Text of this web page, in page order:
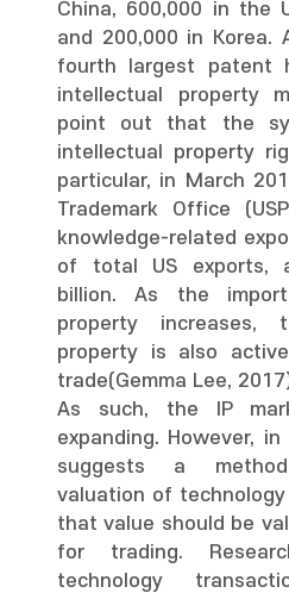
China, 600,000 in the
and 200,000 in Korea.
fourth largest patent
intellectual property
point out that the
intellectual property
particular, in March
Trademark Office
knowledge-related
of total US exports,
billion. As the
property increases,
property is also
trade(Gemma Lee,
As such, the IP
expanding. However,
suggests a
valuation of
that value should be
for trading.
technology